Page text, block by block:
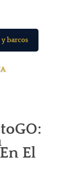
barcos
El